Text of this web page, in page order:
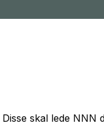
skal lede NNN